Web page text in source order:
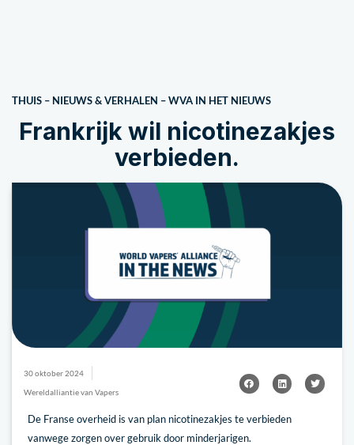
THUIS – NIEUWS & VERHALEN –WVA IN HET NIEUWS
Frankrijk wil nicotinezakjes
verbieden.
30 oktober 2024
Wereldalliantie van Vapers
De Franse overheid is van plan nicotinezakjes te verbieden
vanwege zorgen over gebruik door minderjarigen.